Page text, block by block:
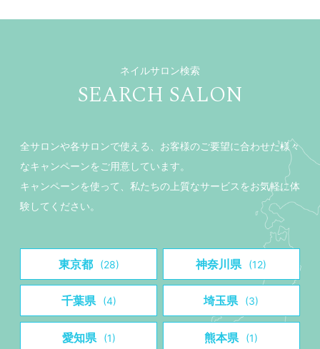
ネイルサロン検索
SEARCH SALON
全サロンや各サロンで使える、お客様のご要望に合わせた様々
なキャンペーンをご用意しています。
キャンペーンを使って、私たちの上質なサービスをお気軽に体
験してください。
東京都 (28) 神奈川県 (12)
千葉県 (4) 埼玉県 (3)
愛知県 (1) 熊本県 (1)